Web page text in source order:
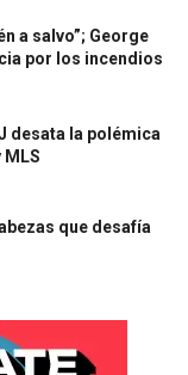
a salvo”; George
por los incendios
desata la polémica
MLS
que desafía